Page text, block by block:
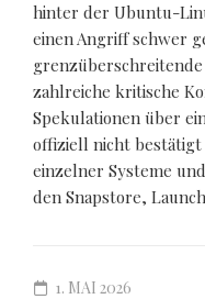
hinter der Ubuntu-
einen Angriff schwer
zahlreiche kritische
Spekulationen über
offiziell nicht bestätigt
einzelner Systeme
den Snapstore,
1. MAI 2026